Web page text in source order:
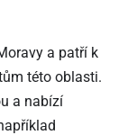
a patří k
této oblasti.
a nabízí